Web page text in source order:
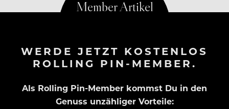
WERDE JETZT KOSTENLOS
ROLLING PIN-MEMBER.
Als Rolling Pin-Member kommst Du in den
Genuss unzähliger Vorteile: